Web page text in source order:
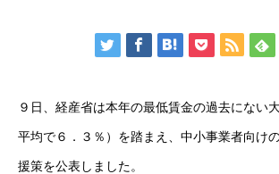
９日、経産省は本年の最低賃金の過去にない
平均で６．３％）を踏まえ、中小事業者向け
援策を公表しました。